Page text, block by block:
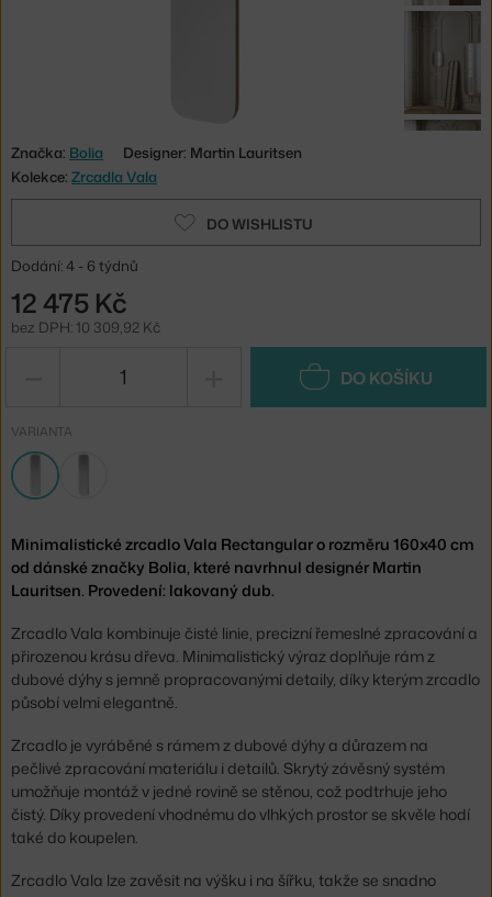
Značka: Bolia
Designer: Martin Lauritsen
Kolekce: Zrcadla Vala
DO WISHLISTU
Dodání: 4 - 6 týdnů
12 475 Kč
bez DPH: 10 309,92 Kč
DO KOŠÍKU
VARIANTA
Minimalistické zrcadlo Vala Rectangular o rozměru 160x40 cm
od dánské značky Bolia, které navrhnul designér Martin
Lauritsen. Provedení: lakovaný dub.
Zrcadlo Vala kombinuje čisté linie, precizní řemeslné zpracování a
přirozenou krásu dřeva. Minimalistický výraz doplňuje rám z
dubové dýhy s jemně propracovanými detaily, díky kterým zrcadlo
působí velmi elegantně.
Zrcadlo je vyráběné s rámem z dubové dýhy a důrazem na
pečlivé zpracování materiálu i detailů. Skrytý závěsný systém
umožňuje montáž v jedné rovině se stěnou, což podtrhuje jeho
čistý. Díky provedení vhodnému do vlhkých prostor se skvěle hodí
také do koupelen.
Zrcadlo Vala lze zavěsit na výšku i na šířku, takže se snadno